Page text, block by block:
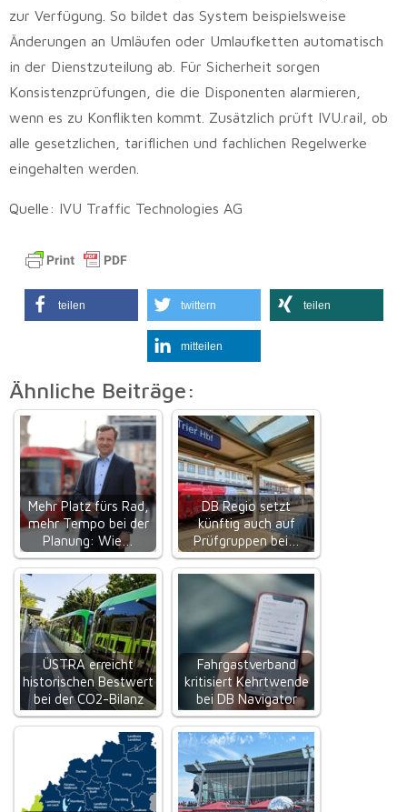
zur Verfügung. So bildet das System beispielsweise
Änderungen an Umläufen oder Umlaufketten automatisch
in der Dienstzuteilung ab. Für Sicherheit sorgen
Konsistenzprüfungen, die die Disponenten alarmieren,
wenn es zu Konflikten kommt. Zusätzlich prüft IVU.rail, ob
alle gesetzlichen, tariflichen und fachlichen Regelwerke
eingehalten werden.
Quelle: IVU Traffic Technologies AG
teilen twittern teilen
mitteilen
Ähnliche Beiträge:
Mehr Platz fürs Rad,
mehr Tempo bei der
Planung: Wie…
DB Regio setzt
künftig auch auf
Prüfgruppen bei…
ÜSTRA erreicht
historischen Bestwert
bei der CO2-Bilanz
Fahrgastverband
kritisiert Kehrtwende
bei DB Navigator